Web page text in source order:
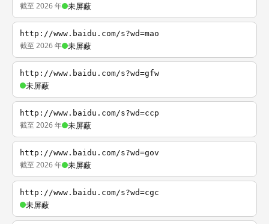
截至 2026 年 未屏蔽
http://www.baidu.com/s?wd=mao
截至 2026 年 未屏蔽
http://www.baidu.com/s?wd=gfw
未屏蔽
http://www.baidu.com/s?wd=ccp
截至 2026 年 未屏蔽
http://www.baidu.com/s?wd=gov
截至 2026 年 未屏蔽
http://www.baidu.com/s?wd=cgc
未屏蔽